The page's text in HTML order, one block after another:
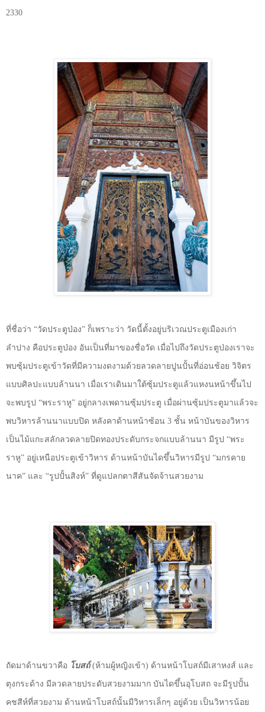
2330
ที่ชื่อว่า “วัดประตูป่อง” ก็เพราะว่า วัดนี้ตั้งอยู่บริเวณประตูเมืองเก่า
ลำปาง คือประตูป่อง อันเป็นที่มาของชื่อวัด เมื่อไปถึงวัดประตูป่องเราจะ
พบซุ้มประตูเข้าวัดที่มีความงดงามด้วยลวดลายปูนปั้นที่อ่อนช้อย วิจิตร
แบบศิลปะแบบล้านนา เมื่อเราเดินมาใต้ซุ้มประตูแล้วแหงนหน้าขึ้นไป
จะพบรูป “พระราหู” อยู่กลางเพดานซุ้มประตู เมื่อผ่านซุ้มประตูมาแล้วจะ
พบวิหารล้านนาแบบปิด หลังคาด้านหน้าซ้อน 3 ชั้น หน้าบันของวิหาร
เป็นไม้แกะสลักลวดลายปิดทองประดับกระจกแบบล้านนา มีรูป “พระ
ราหู” อยู่เหนือประตูเข้าวิหาร ด้านหน้าบันไดขึ้นวิหารมีรูป “มกรคาย
นาค” และ “รูปปั้นสิงห์” ที่ดูแปลกตาสีสันจัดจ้านสวยงาม
ถัดมาด้านขวาคือ โบสถ์(ห้ามผู้หญิงเข้า) ด้านหน้าโบสถ์มีเสาหงส์ และ
ตุงกระด้าง มีลวดลายประดับสวยงามมาก บันไดขึ้นอุโบสถ จะมีรูปปั้น
คชสีห์ที่สวยงาม ด้านหน้าโบสถ์นั้นมีวิหารเล็กๆ อยู่ด้วย เป็นวิหารน้อย